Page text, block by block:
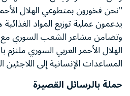
"نحن فخورون بمتطوعي الهلال
يدعمون عملية توزيع المواد
وتضامن مشاعر الشعب السوري مع
الهلال الأحمر العربي السوري
المساعدات الإنسانية إلى
حملة بالرسائل القصيرة